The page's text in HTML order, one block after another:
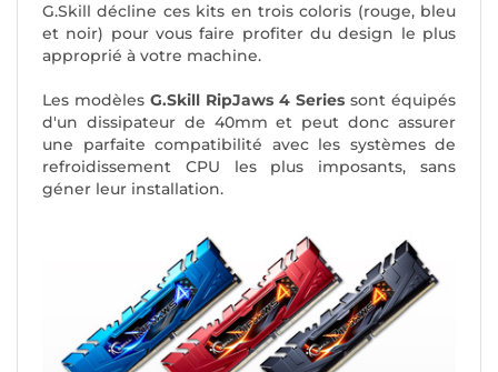
G.Skill décline ces kits en trois coloris (rouge, bleu
et noir) pour vous faire profiter du design le plus
approprié à votre machine.
Les modèles G.Skill RipJaws 4 Series sont équipés
d'un dissipateur de 40mm et peut donc assurer
une parfaite compatibilité avec les systèmes de
refroidissement CPU les plus imposants, sans
géner leur installation.